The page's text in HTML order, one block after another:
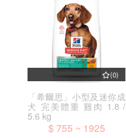
(0)
「希爾思」小型及迷你成
犬 完美體重 雞肉 1.8 /
5.6 kg
$ 755 ~ 1925